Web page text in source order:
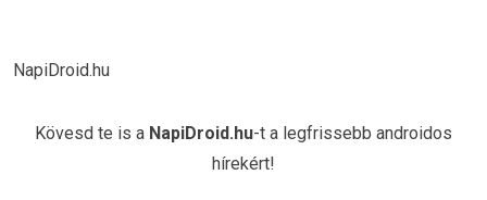
NapiDroid.hu
Kövesd te is a NapiDroid.hu-t a legfrissebb androidos
hírekért!